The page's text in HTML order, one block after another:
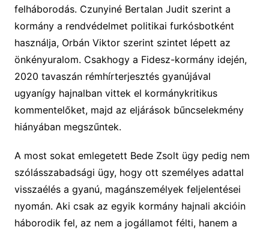
felháborodás. Czunyiné Bertalan Judit szerint a
kormány a rendvédelmet politikai furkósbotként
használja, Orbán Viktor szerint szintet lépett az
önkényuralom. Csakhogy a Fidesz-kormány idején,
2020 tavaszán rémhírterjesztés gyanújával
ugyanígy hajnalban vittek el kormánykritikus
kommentelőket, majd az eljárások bűncselekmény
hiányában megszűntek.
A most sokat emlegetett Bede Zsolt ügy pedig nem
szólásszabadsági ügy, hogy ott személyes adattal
visszaélés a gyanú, magánszemélyek feljelentései
nyomán. Aki csak az egyik kormány hajnali akcióin
háborodik fel, az nem a jogállamot félti, hanem a